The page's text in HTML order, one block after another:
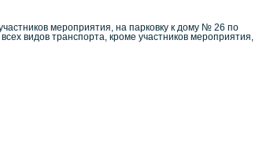
мероприятия, на парковку к дому № 26 по
видов транспорта, кроме участников мероприятия,